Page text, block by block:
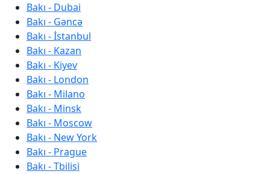
Bakı - Dubai
Bakı - Gəncə
Bakı - İstanbul
Bakı - Kazan
Bakı - Kiyev
Bakı - London
Bakı - Milano
Bakı - Minsk
Bakı - Moscow
Bakı - New York
Bakı - Prague
Bakı - Tbilisi